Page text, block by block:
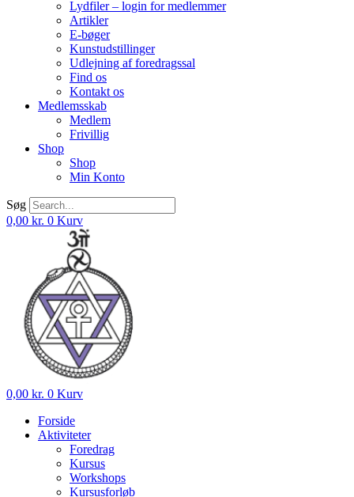
Lydfiler – login for medlemmer
Artikler
E-bøger
Kunstudstillinger
Udlejning af foredragssal
Find os
Kontakt os
Medlemsskab
Medlem
Frivillig
Shop
Shop
Min Konto
Søg
0,00 kr. 0 Kurv
0,00 kr. 0 Kurv
Forside
Aktiviteter
Foredrag
Kursus
Workshops
Kursusforløb